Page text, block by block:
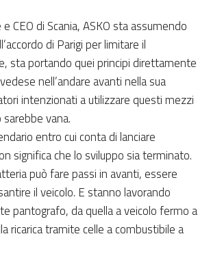
CEO di Scania, ASKO sta assumendo
di Parigi per limitare il
sta portando quei principi direttamente
nell’andare avanti nella sua
intenzionati a utilizzare questi mezzi
vana.
entro cui conta di lanciare
significa che lo sviluppo sia terminato.
può fare passi in avanti, essere
il veicolo. E stanno lavorando
pantografo, da quella a veicolo fermo a
ricarica tramite celle a combustibile a